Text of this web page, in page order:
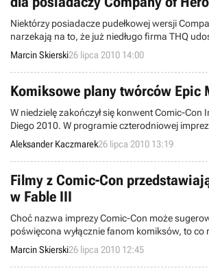
Niektórzy posiadacze pudełkowej wersji
narzekają na to, że już niedługo firma THQ
darmowe Company of Heroes Online, które
sieciową z graczami z całego świata. Jak się
przygotują specjalne bonusy dla osób, które
sklepie.
Marcin Skierski26 lipca 2010 14:00
Komiksowe plany twórców Epic
W niedzielę zakończył się konwent Comic-Con
Diego 2010. W programie czterodniowej
panel dyskusyjny z udziałem Warrena Spectora,
Deus Ex oraz pisarza Petera Davida. Ujawnili
grą Epic Mickey, której towarzyszyć będą
fabuły.
Aleksander Kaczmarek26 lipca 2010 13:19
Filmy z Comic-Con
w Fable III
Choć nazwa imprezy Comic-Con może
poświęcona wyłącznie fanom komiksów, to
jest to okazja do zaprezentowania nowych
temacie gier. Na miejscu i tym razem można
prezentacje wielu nadchodzących tytułów, w
Marcin Skierski26 lipca 2010 12:45